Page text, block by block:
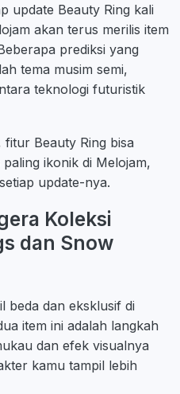
update Beauty Ring kali
akan terus merilis item
prediksi yang
tema musim semi,
teknologi futuristik
Beauty Ring bisa
ikonik di Melojam,
update-nya.
Koleksi
dan Snow
beda dan eksklusif di
item ini adalah langkah
dan efek visualnya
kamu tampil lebih